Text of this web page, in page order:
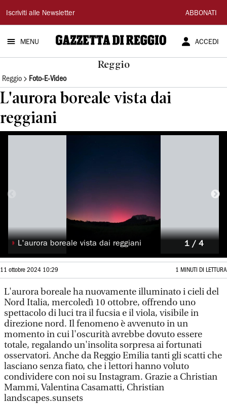
Gazzetta
di
Reggio
Iscriviti alle Newsletter ABBONATI
MENU ACCEDI
Reggio
Reggio Foto-E-Video
L'aurora boreale vista dai
reggiani
◗ L'aurora boreale vista dai reggiani 1 / 4
11 ottobre 2024 10:29 1 MINUTI DI LETTURA
L'aurora boreale ha nuovamente illuminato i cieli del
Nord Italia, mercoledì 10 ottobre, offrendo uno
spettacolo di luci tra il fucsia e il viola, visibile in
direzione nord. Il fenomeno è avvenuto in un
momento in cui l'oscurità avrebbe dovuto essere
totale, regalando un'insolita sorpresa ai fortunati
osservatori. Anche da Reggio Emilia tanti gli scatti che
lasciano senza fiato, che i lettori hanno voluto
condividere con noi su Instagram. Grazie a Christian
Mammi, Valentina Casamatti, Christian
landscapes.sunsets